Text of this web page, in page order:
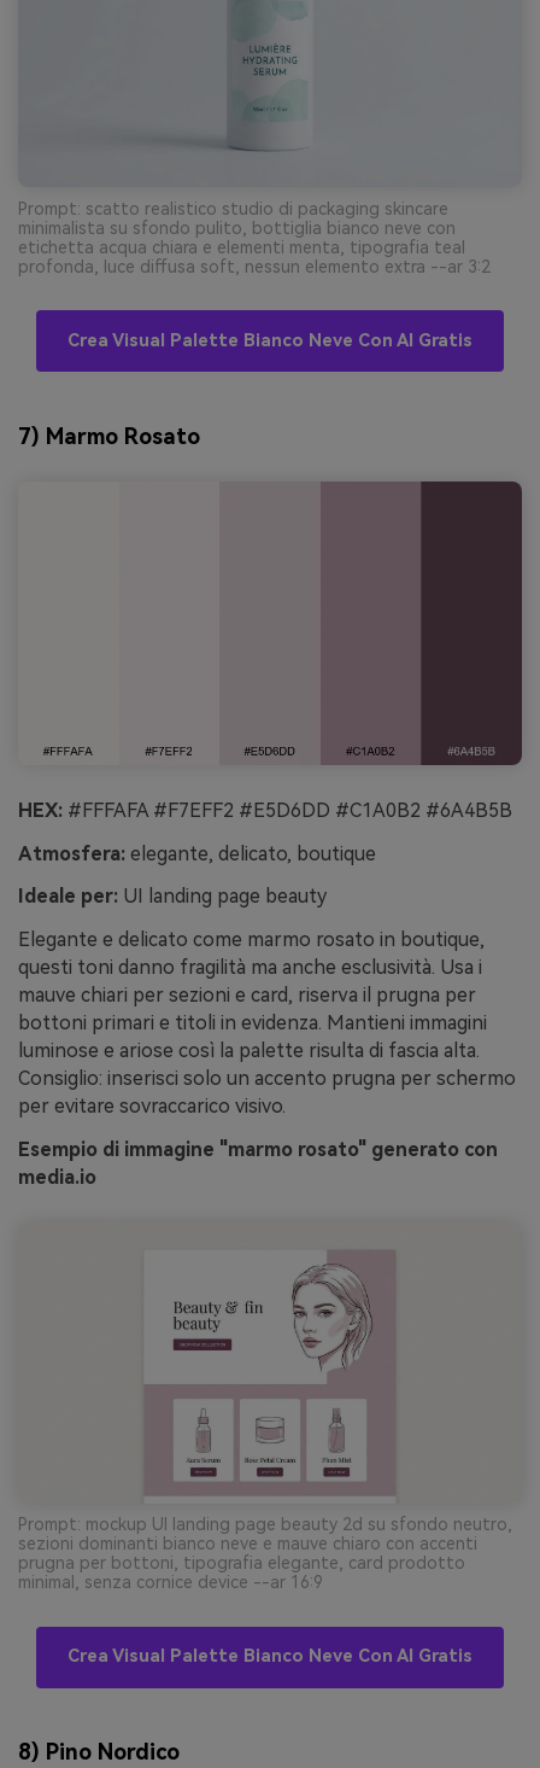
Prompt: scatto realistico studio di packaging skincare
minimalista su sfondo pulito, bottiglia bianco neve con
etichetta acqua chiara e elementi menta, tipografia teal
profonda, luce diffusa soft, nessun elemento extra --ar 3:2
Crea Visual Palette Bianco Neve Con AI Gratis
7) Marmo Rosato
HEX: #FFFAFA #F7EFF2 #E5D6DD #C1A0B2 #6A4B5B
Atmosfera: elegante, delicato, boutique
Ideale per: UI landing page beauty
Elegante e delicato come marmo rosato in boutique,
questi toni danno fragilità ma anche esclusività. Usa i
mauve chiari per sezioni e card, riserva il prugna per
bottoni primari e titoli in evidenza. Mantieni immagini
luminose e ariose così la palette risulta di fascia alta.
Consiglio: inserisci solo un accento prugna per schermo
per evitare sovraccarico visivo.
Esempio di immagine "marmo rosato" generato con
media.io
Prompt: mockup UI landing page beauty 2d su sfondo neutro,
sezioni dominanti bianco neve e mauve chiaro con accenti
prugna per bottoni, tipografia elegante, card prodotto
minimal, senza cornice device --ar 16:9
Crea Visual Palette Bianco Neve Con AI Gratis
8) Pino Nordico